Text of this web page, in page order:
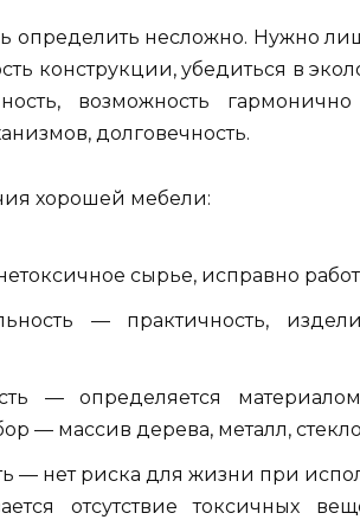
определить несложно. Нужно
конструкции, убедиться в
возможность
долговечность.
хорошей мебели:
сырье, исправно
— практичность,
— определяется
— массив дерева, металл,
— нет риска для жизни при
отсутствие токсичных